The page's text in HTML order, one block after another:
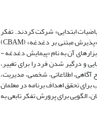
حرفه­ای «تفکر جبری، اساس ریاضیات ابتدایی» شرکت کردند. تفکر
جبری به‌عنوان تفکر تابعی، اساس طراحی دوره و به‌کارگیری و تولید منابع در طول دوره بود. برای بررسی فرآیند تغییر و ارتقای معلمان، از مدل «پذیرش مبتنی بر دغدغه» (CBAM)
به‌عنوان چارچوب نظری مطالعه، استفاده شد. این مدل‌، روشی برای اجرا و مدیریت و ارزیابی برنامه­ های‌ نوآوری است که در این پژوهش، از یکی از ابزارهای آن به نام «پیمایش دغدغه ­
و درگیر شدن فرد را برای تغییر،
اطلاعاتی، شخصی، مدیریت،
برای تحقق اهداف برنامه در معلمان
الگویی برای پرورش تفکر تابعی به